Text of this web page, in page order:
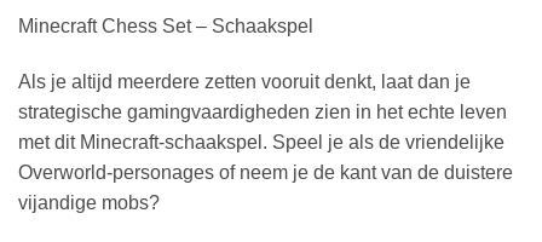
Minecraft Chess Set – Schaakspel
Als je altijd meerdere zetten vooruit denkt, laat dan je
strategische gamingvaardigheden zien in het echte leven
met dit Minecraft-schaakspel. Speel je als de vriendelijke
Overworld-personages of neem je de kant van de duistere
vijandige mobs?